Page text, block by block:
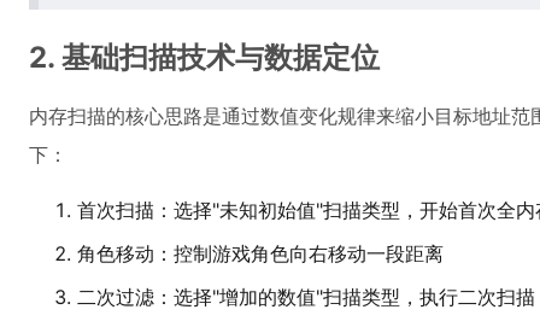
2. 基础扫描技术与数据定位
内存扫描的核心思路是通过数值变化规律来缩小目标地址
下：
首次扫描：选择"未知初始值"扫描类型，开始首次全
角色移动：控制游戏角色向右移动一段距离
二次过滤：选择"增加的数值"扫描类型，执行二次扫描